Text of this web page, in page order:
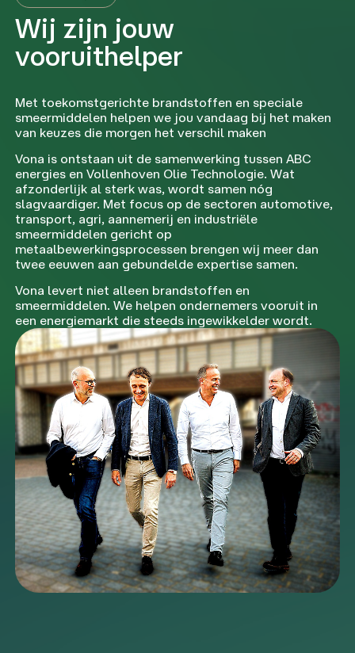
Wij zijn jouw
vooruithelper
Met toekomstgerichte brandstoffen en speciale
smeermiddelen helpen we jou vandaag bij het maken
van keuzes die morgen het verschil maken
Vona is ontstaan uit de samenwerking tussen ABC
energies en Vollenhoven Olie Technologie. Wat
afzonderlijk al sterk was, wordt samen nóg
slagvaardiger. Met focus op de sectoren automotive,
transport, agri, aannemerij en industriële
smeermiddelen gericht op
metaalbewerkingsprocessen brengen wij meer dan
twee eeuwen aan gebundelde expertise samen.
Vona levert niet alleen brandstoffen en
smeermiddelen. We helpen ondernemers vooruit in
een energiemarkt die steeds ingewikkelder wordt.